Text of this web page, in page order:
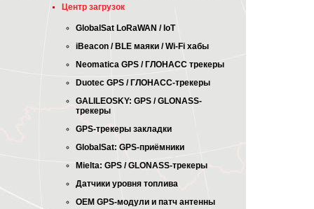
Центр загрузок
GlobalSat LoRaWAN / IoT
iBeacon / BLE маяки / Wi-Fi хабы
Neomatica GPS / ГЛОНАСС трекеры
Duotec GPS / ГЛОНАСС-трекеры
GALILEOSKY: GPS / GLONASS-
трекеры
GPS-трекеры закладки
GlobalSat: GPS-приёмники
Mielta: GPS / GLONASS-трекеры
Датчики уровня топлива
OEM GPS-модули и патч антенны